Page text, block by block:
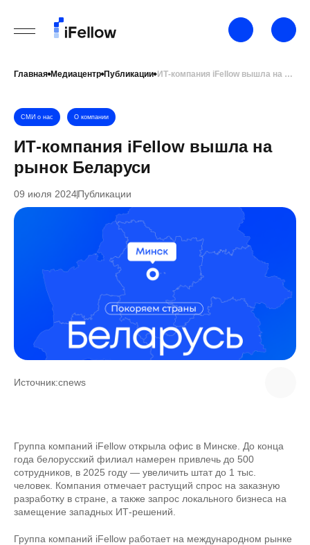
Главная Медиацентр Публикации ИТ-компания iFellow вышла на рынок Беларуси
ИТ-компания iFellow вышла на
рынок Беларуси
СМИ о нас О компании
09 июля 2024Публикации
Источник:cnews
Группа компаний iFellow открыла офис в Минске. До конца
года белорусский филиал намерен привлечь до 500
сотрудников, в 2025 году — увеличить штат до 1 тыс.
человек. Компания отмечает растущий спрос на заказную
разработку в стране, а также запрос локального бизнеса на
замещение западных ИТ-решений.
Группа компаний iFellow работает на международном рынке